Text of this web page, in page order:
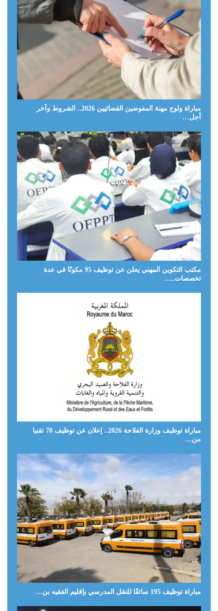
مباراة ولوج مهنة المفوضين القضائيين 2026.. الشروط وآخر
أجل…
مكتب التكوين المهني يعلن عن توظيف 95 مكونًا في عدة
تخصصات..…
مباراة توظيف وزارة الفلاحة 2026.. إعلان عن توظيف 70 تقنيا
من…
مباراة توظيف 195 سائقًا للنقل المدرسي بإقليم الفقيه بن…